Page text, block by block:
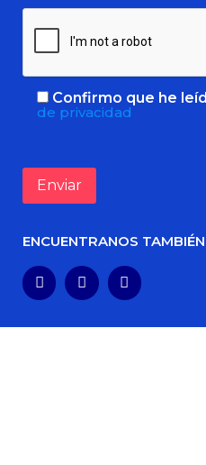
Confirmo que he
de privacidad
ENCUENTRANOS